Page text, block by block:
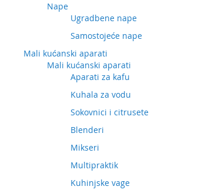
Nape
Ugradbene nape
Samostojeće nape
Mali kućanski aparati
Mali kućanski aparati
Aparati za kafu
Kuhala za vodu
Sokovnici i citrusete
Blenderi
Mikseri
Multipraktik
Kuhinjske vage